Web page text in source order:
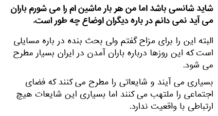
شاید شانسی باشد اما من هر بار ماشین ام را می شورم باران
می آید نمی دانم در باره دیگران اوضاع چه طور است.
البته این را برای مزاح گفتم ولی بحث بنده در باره مسایلی
است که این روزها درباره باران آمدن در ایران بسیار مطرح
می شود.
بسیاری می آیند و شایعاتی را مطرح می کنند که فضای
اجتماعی را ملتهب می کنند اما بسیاری این شایعات هیچ
ارتباطی با واقعیت ندارد.